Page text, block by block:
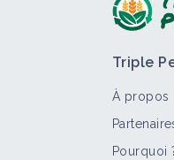
Triple
À propos
Pourquoi